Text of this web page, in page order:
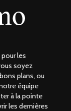
les
soyez
plans, ou
équipe
à la pointe
les dernières